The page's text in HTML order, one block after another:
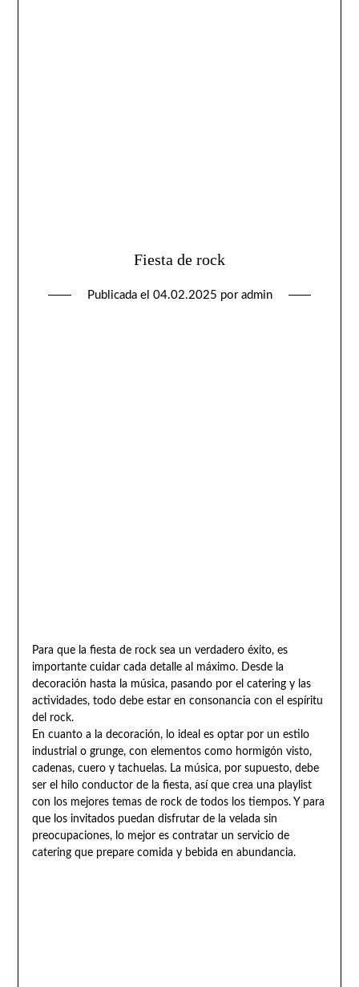
Fiesta de rock
Publicada el 04.02.2025 por admin
Para que la fiesta de rock sea un verdadero éxito, es
importante cuidar cada detalle al máximo. Desde la
decoración hasta la música, pasando por el catering y las
actividades, todo debe estar en consonancia con el espíritu
del rock.
En cuanto a la decoración, lo ideal es optar por un estilo
industrial o grunge, con elementos como hormigón visto,
cadenas, cuero y tachuelas. La música, por supuesto, debe
ser el hilo conductor de la fiesta, así que crea una playlist
con los mejores temas de rock de todos los tiempos. Y para
que los invitados puedan disfrutar de la velada sin
preocupaciones, lo mejor es contratar un servicio de
catering que prepare comida y bebida en abundancia.